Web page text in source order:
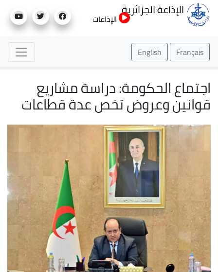
إلى
الإذاعة الجزائرية
الإذاعات
Français
English
اجتماع الحكومة: دراسة مشاريع
قوانين وعروض تخص عدة قطاعات